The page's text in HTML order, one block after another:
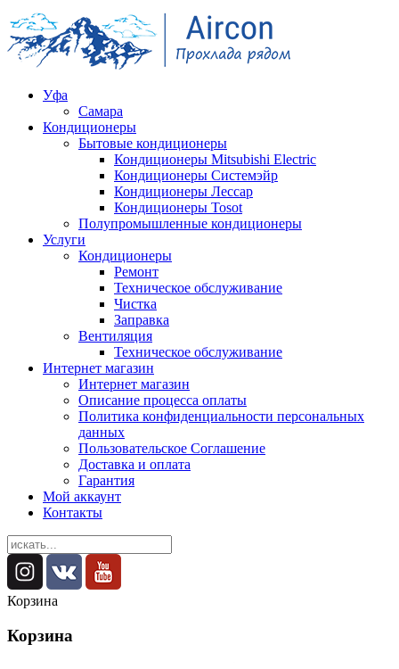
Уфа
Самара
Кондиционеры
Бытовые кондиционеры
Кондиционеры Mitsubishi Electric
Кондиционеры Системэйр
Кондиционеры Лессар
Кондиционеры Tosot
Полупромышленные кондиционеры
Услуги
Кондиционеры
Ремонт
Техническое обслуживание
Чистка
Заправка
Вентиляция
Техническое обслуживание
Интернет магазин
Интернет магазин
Описание процесса оплаты
Политика конфиденциальности персональных
данных
Пользовательское Соглашение
Доставка и оплата
Гарантия
Мой аккаунт
Контакты
Корзина
Корзина